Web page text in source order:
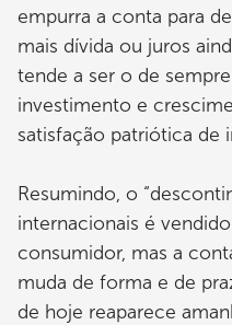
empurra a conta para
mais dívida ou juros
tende a ser o de
investimento e
satisfação patriótica de
Resumindo, o
internacionais é
consumidor, mas a
muda de forma e de
de hoje reaparece